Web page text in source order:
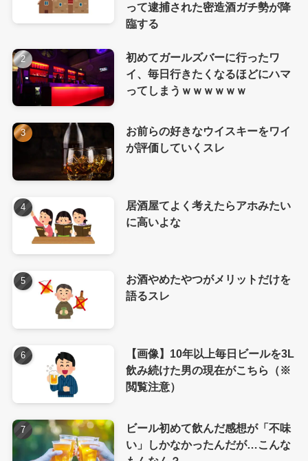
って逮捕された密造酒ガチ勢が降
臨する
初めてガールズバーに行ったワ
イ、毎日行きたくなるほどにハマ
ってしまうｗｗｗｗｗｗ
お前らの好きなウイスキーをワイ
が評価していくスレ
居酒屋てよく考えたらアホみたい
に高いよな
お酒やめたやつがメリットだけを
語るスレ
【画像】10年以上毎日ビールを3L
飲み続けた男の現在がこちら（※
閲覧注意）
ビール初めて飲んだ感想が「不味
い」しかなかったんだが…こんな